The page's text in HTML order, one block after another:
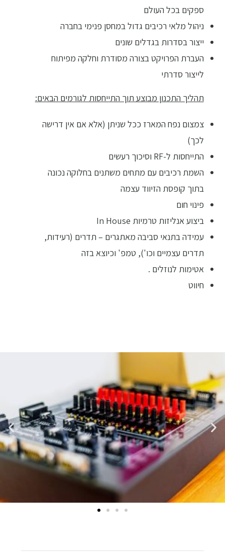
ספקים בכל העולם
ניהול מלאי רכיבים גדול במחסן פנימי בחברה
ייצור בסדרות בגדלים שונים
העברת הפרויקט בצורה מסודרת וחלקה מפיתוח
לייצור סדרתי
תהליך התכנון מבוצע תוך התייחסות לגורמים הבאים:
צמצום נפח המארז ככל שניתן (אלא אם אין דרישה
לכך)
התייחסות ל-RF וסיכוך רעשים
השמת רכיבים עם מתחים משתנים בחלוקה נכונה
בתוך קופסת הזיווד עצמה
פינוי חום
ביצוע אנליזות טרמיות In House
עמידה בתנאי סביבה מאתגרים – תדרים (רעידות,
תדרים עצמיים וכו'), טמפ' וכיוצא בזה
אטימות לנוזלים .
חיווט